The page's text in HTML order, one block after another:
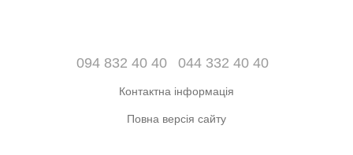
094 832 40 40 044 332 40 40
Контактна інформація
Повна версія сайту